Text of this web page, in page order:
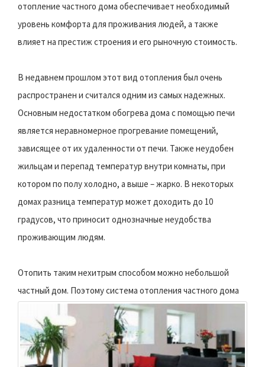
отопление частного дома обеспечивает необходимый
уровень комфорта для проживания людей, а также
влияет на престиж строения и его рыночную стоимость.
В недавнем прошлом этот вид отопления был очень
распространен и считался одним из самых надежных.
Основным недостатком обогрева дома с помощью печи
является неравномерное прогревание помещений,
зависящее от их удаленности от печи. Также неудобен
жильцам и перепад температур внутри комнаты, при
котором по полу холодно, а выше – жарко. В некоторых
домах разница температур может доходить до 10
градусов, что приносит однозначные неудобства
проживающим людям.
Отопить таким нехитрым способом можно небольшой
частный дом. Поэтому система отопления частного дома